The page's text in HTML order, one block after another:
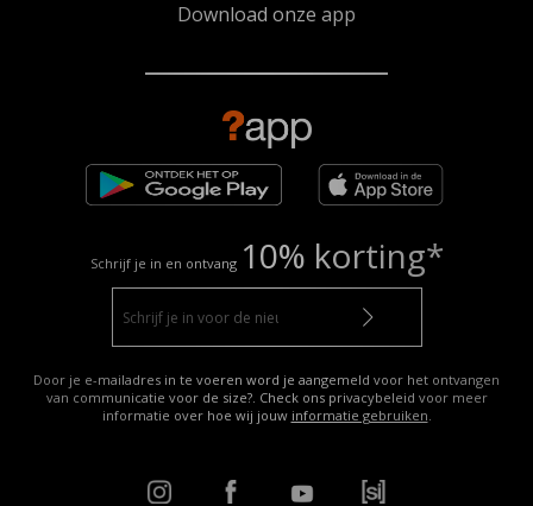
Download onze app
Schrijf je in en ontvang 10% korting*
Door je e-mailadres in te voeren word je aangemeld voor het ontvangen
van communicatie voor de size?. Check ons privacybeleid voor meer
informatie over hoe wij jouw informatie gebruiken.